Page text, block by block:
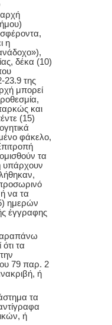
η
δέκα (10)
23.9 της
μπορεί
και
(15)
φάκελο,
τα
υπάρχουν
να τα
ημερών
έγγραφης
τα
79 παρ. 2
ή
τα
ή